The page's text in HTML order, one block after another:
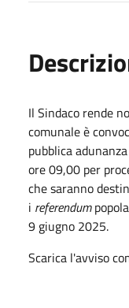
Il Sindaco rende
comunale è
pubblica
ore09,00 per
che saranno
i referendum
9 giugno 2025.
Scarica l'avviso